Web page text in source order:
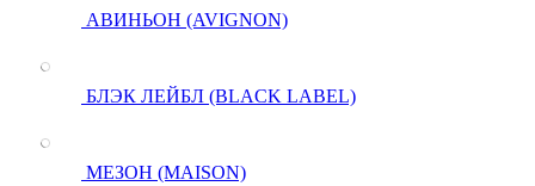
АВИНЬОН (AVIGNON)
БЛЭК ЛЕЙБЛ (BLACK LABEL)
МЕЗОН (MAISON)